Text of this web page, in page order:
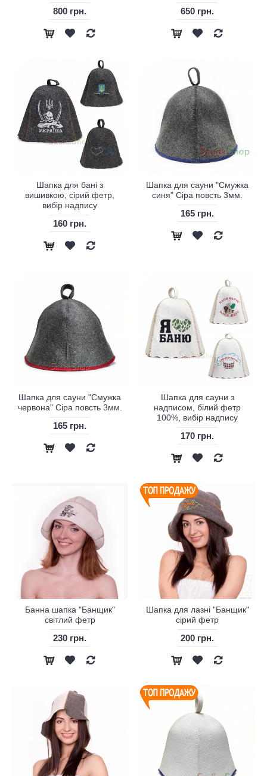
800 грн. 650 грн.
Шапка для бані з
вишивкою, сірий фетр,
вибір надпису
160 грн.
Шапка для сауни "Смужка
синя" Сіра повсть 3мм.
165 грн.
Шапка для сауни "Смужка
червона" Сіра повсть 3мм.
165 грн.
Шапка для сауни з
надписом, білий фетр
100%, вибір надпису
170 грн.
Банна шапка "Банщик"
світлий фетр
230 грн.
Шапка для лазні "Банщик"
сірий фетр
200 грн.